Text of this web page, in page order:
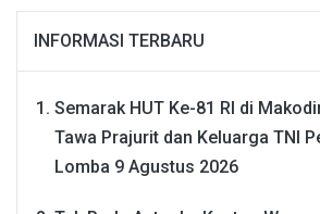
INFORMASI TERBARU
Semarak HUT Ke-81 RI di
Tawa Prajurit dan Keluarga TNI
Lomba 9 Agustus 2026